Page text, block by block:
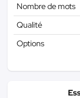
Nombre de mots
Qualité
Options